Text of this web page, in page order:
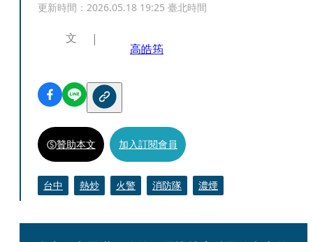
更新時間： 2026.05.18 19:25 臺北時間
文
高皓筠
贊助本文 加入訂閱會員
台中 熱炒 火警 消防隊 濃煙